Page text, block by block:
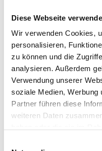
Diese Webseite
Wir verwenden Cookies,
personalisieren,
zu können und die
analysieren. Außerdem
Verwendung unserer
soziale Medien, Werbung
Partner führen diese
weiteren Daten
Gesellschaft zu erfüllen.
Was interessiert Sie
Steyler Ethik Bank?
Das, was die
unterscheidet.
Welche
Gesprächen mit, gab
interessant fanden?